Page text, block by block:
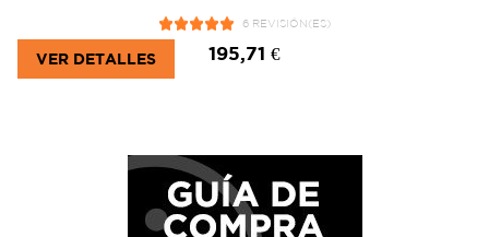
6 REVISIÓN(ES)
195,71 €
VER DETALLES